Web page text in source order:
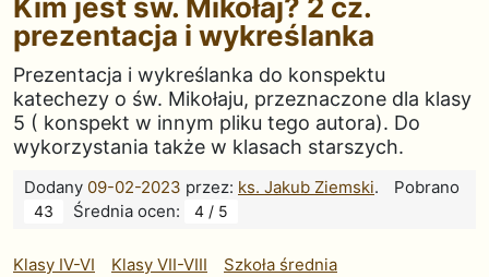
Kim jest św. Mikołaj? 2 cz.
prezentacja i wykreślanka
Prezentacja i wykreślanka do konspektu
katechezy o św. Mikołaju, przeznaczone dla klasy
5 ( konspekt w innym pliku tego autora). Do
wykorzystania także w klasach starszych.
Dodany 09-02-2023 przez: ks. Jakub Ziemski. Pobrano
43 Średnia ocen: 4 / 5
Klasy IV-VI Klasy VII-VIII
Szkoła średnia